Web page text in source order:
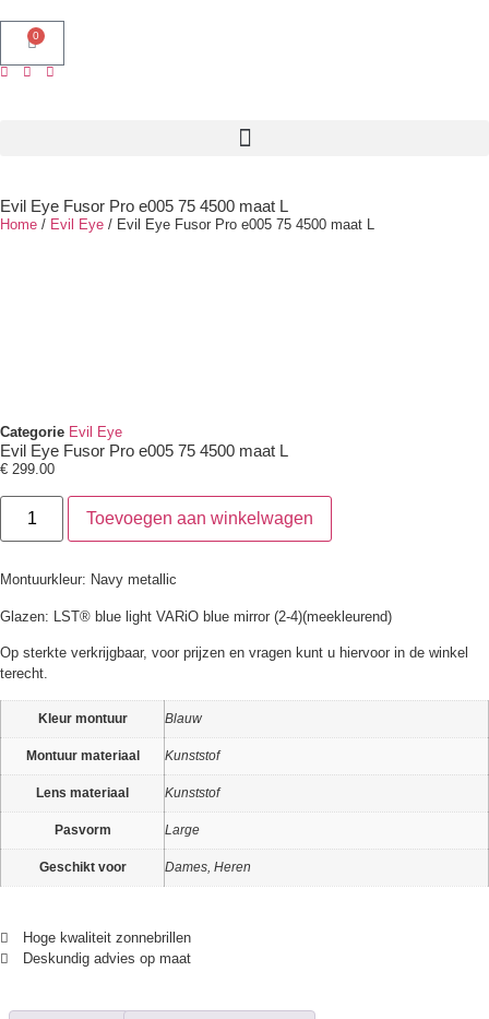
0
Evil Eye Fusor Pro e005 75 4500 maat L
Home / Evil Eye / Evil Eye Fusor Pro e005 75 4500 maat L
Categorie Evil Eye
Evil Eye Fusor Pro e005 75 4500 maat L
€ 299.00
Toevoegen aan winkelwagen
Montuurkleur: Navy metallic
Glazen: LST® blue light VARiO blue mirror (2-4)(meekleurend)
Op sterkte verkrijgbaar, voor prijzen en vragen kunt u hiervoor in de winkel
terecht.
Kleur montuur Blauw
Montuur materiaal Kunststof
Lens materiaal Kunststof
Pasvorm Large
Geschikt voor Dames, Heren
Hoge kwaliteit zonnebrillen
Deskundig advies op maat